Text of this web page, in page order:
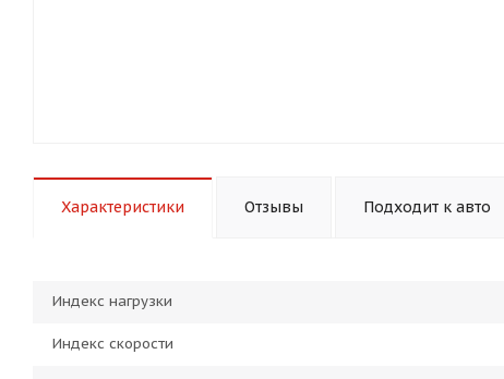
Характеристики Отзывы Подходит к авто
Индекс нагрузки
Индекс скорости